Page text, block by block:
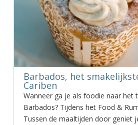
Barbados, het
Cariben
Wanneer ga je als foodie naar het
Barbados? Tijdens het Food &
Tussen de maaltijden door geniet